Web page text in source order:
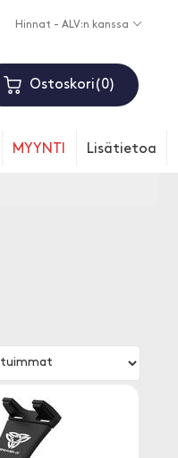
Hinnat - ALV:n kanssa
Ostoskori 0
MYYNTI Lisätietoa